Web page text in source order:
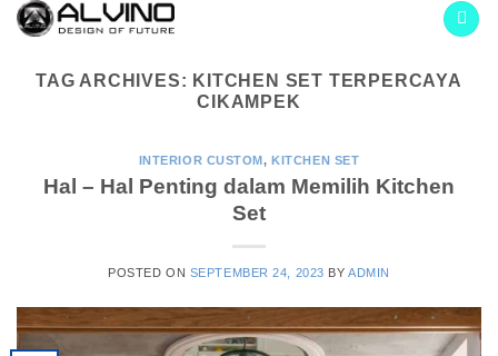
Skip
TAG ARCHIVES: KITCHEN SET TERPERCAYA
CIKAMPEK
INTERIOR CUSTOM,KITCHEN SET
Hal – Hal Penting dalam Memilih Kitchen
Set
POSTED ON SEPTEMBER 24, 2023 BYADMIN